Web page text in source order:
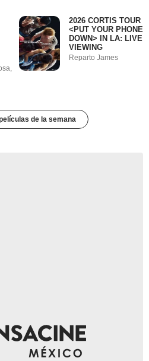
2026 CORTIS TOUR
<PUT YOUR PHONE
DOWN> IN LA: LIVE
VIEWING
Reparto James
de la semana